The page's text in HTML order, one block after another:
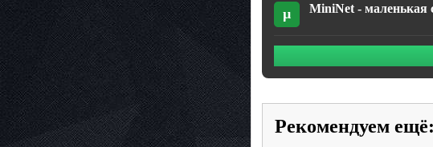
µ MiniNet - маленькая
Рекомендуем ещё: